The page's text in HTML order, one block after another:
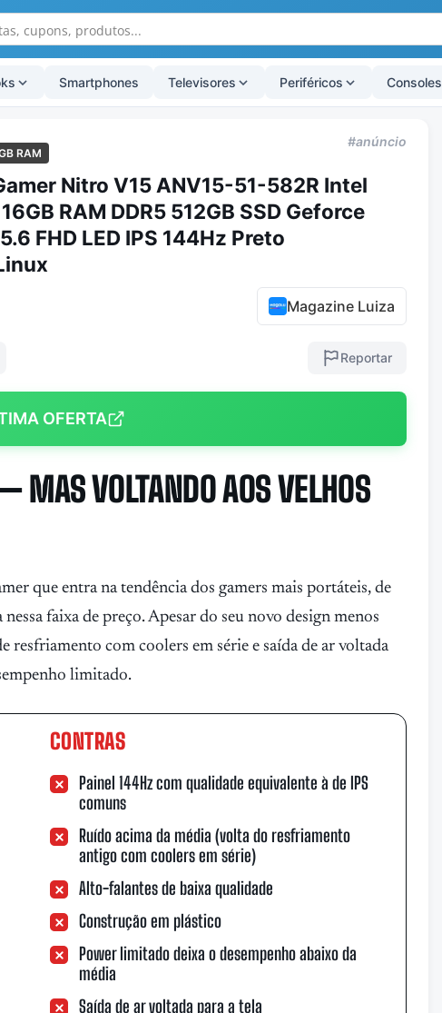
Smartphones Televisores Periféricos Consoles
RAM
#anúncio
Nitro V15 ANV15-51-582R Intel
RAM DDR5 512GB SSD Geforce
FHD LED IPS 144Hz Preto
Magazine Luiza
Reportar
OFERTA
MAS VOLTANDO AOS VELHOS
que entra na tendência dos gamers mais portáteis, de
faixa de preço. Apesar do seu novo design menos
resfriamento com coolers em série e saída de ar voltada
limitado.
CONTRAS
Painel 144Hz com qualidade equivalente à de IPS
comuns
Ruído acima da média (volta do resfriamento
antigo com coolers em série)
Alto-falantes de baixa qualidade
Construção em plástico
Power limitado deixa o desempenho abaixo da
média
Saída de ar voltada para a tela